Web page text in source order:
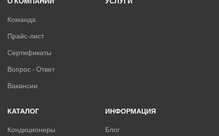
Команда
Прайс-лист
Сертификаты
Вопрос - Ответ
Вакансии
КАТАЛОГ
Кондиционеры
ИНФОРМАЦИЯ
Блог